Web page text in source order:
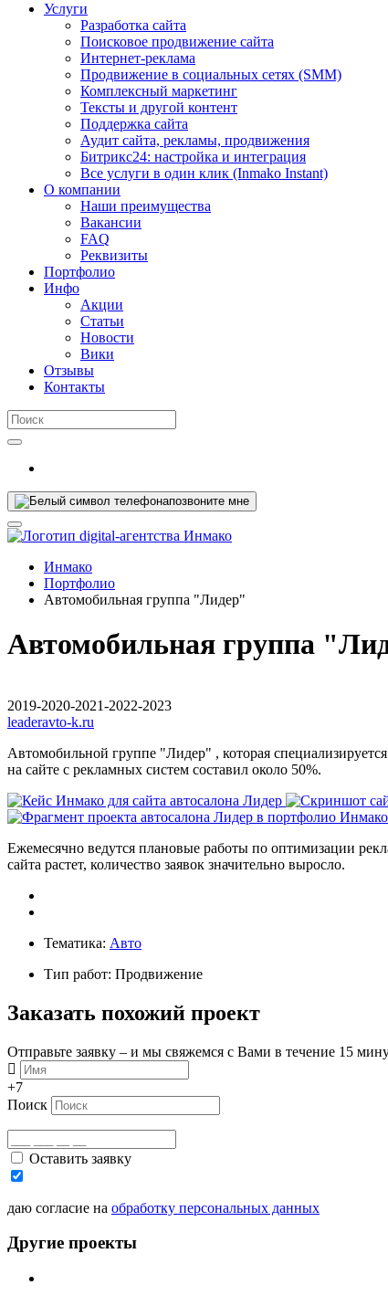
Услуги
Разработка сайта
Поисковое продвижение сайта
Интернет-реклама
Продвижение в социальных сетях (SMM)
Комплексный маркетинг
Тексты и другой контент
Поддержка сайта
Аудит сайта, рекламы, продвижения
Битрикс24: настройка и интеграция
Все услуги в один клик (Inmako Instant)
О компании
Наши преимущества
Вакансии
FAQ
Реквизиты
Портфолио
Инфо
Акции
Статьи
Новости
Вики
Отзывы
Контакты
позвоните мне
Инмако
Портфолио
Автомобильная группа "Лидер"
Автомобильная группа
2019-2020-2021-2022-2023
leaderavto-k.ru
Автомобильной группе "Лидер" , которая
на сайте с рекламных систем составил около 50%.
Ежемесячно ведутся плановые работы по оптимизации
сайта растет, количество заявок значительно выросло.
Тематика: Авто
Тип работ: Продвижение
Заказать похожий проект
Отправьте заявку – и мы свяжемся с Вами в течение 15
+7
Поиск
Оставить заявку
даю согласие на обработку персональных данных
Другие проекты